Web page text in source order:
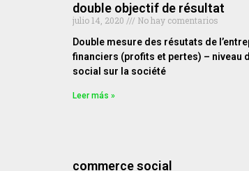
double objectif de résultat
julio 14, 2020
No hay comentarios
Double mesure des résutats de
financiers (profits et pertes) – niveau
social sur la société
Leer más »
commerce social